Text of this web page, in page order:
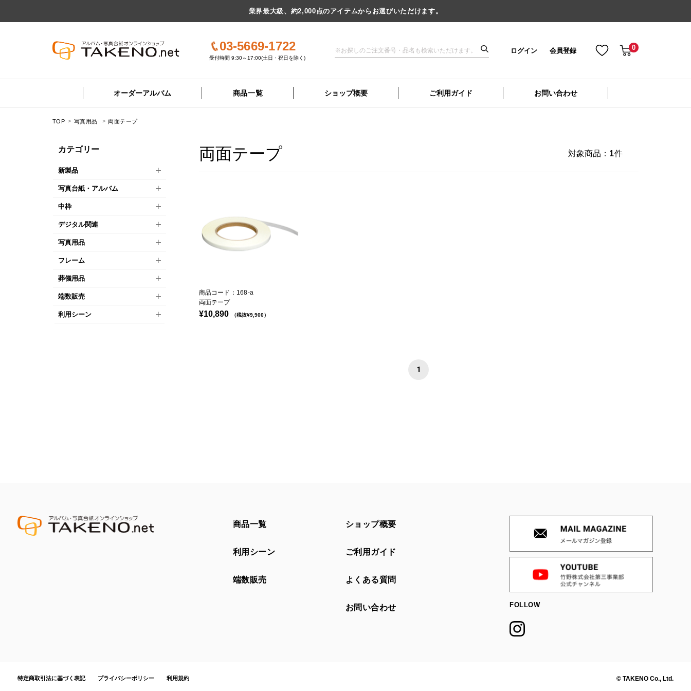
業界最大級、約2,000点のアイテムからお選びいただけます。
03-5669-1722
受付時間 9:30～17:00(土日・祝日を除く)
ログイン 会員登録 0
オーダーアルバム 商品一覧 ショップ概要 ご利用ガイド お問い合わせ
TOP 写真用品 両面テープ
カテゴリー
新製品
写真台紙・アルバム
中枠
デジタル関連
写真用品
フレーム
葬儀用品
端数販売
利用シーン
両面テープ 対象商品： 1件
商品コード：168-a
両面テープ
¥10,890 （税抜¥9,900）
1
商品一覧
利用シーン
端数販売
ショップ概要
ご利用ガイド
よくある質問
お問い合わせ FOLLOW
特定商取引法に基づく表記 プライバシーポリシー 利用規約 © TAKENO Co., Ltd.